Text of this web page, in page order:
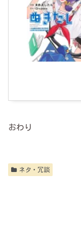
おわり
ネタ・冗談